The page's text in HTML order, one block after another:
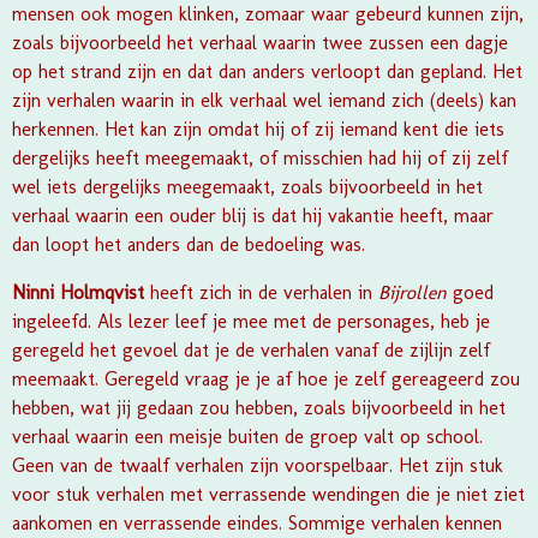
mensen ook mogen klinken, zomaar waar gebeurd kunnen zijn,
zoals bijvoorbeeld het verhaal waarin twee zussen een dagje
op het strand zijn en dat dan anders verloopt dan gepland. Het
zijn verhalen waarin in elk verhaal wel iemand zich (deels) kan
herkennen. Het kan zijn omdat hij of zij iemand kent die iets
dergelijks heeft meegemaakt, of misschien had hij of zij zelf
wel iets dergelijks meegemaakt, zoals bijvoorbeeld in het
verhaal waarin een ouder blij is dat hij vakantie heeft, maar
dan loopt het anders dan de bedoeling was.
Ninni Holmqvist heeft zich in de verhalen in Bijrollen goed
ingeleefd. Als lezer leef je mee met de personages, heb je
geregeld het gevoel dat je de verhalen vanaf de zijlijn zelf
meemaakt. Geregeld vraag je je af hoe je zelf gereageerd zou
hebben, wat jij gedaan zou hebben, zoals bijvoorbeeld in het
verhaal waarin een meisje buiten de groep valt op school.
Geen van de twaalf verhalen zijn voorspelbaar. Het zijn stuk
voor stuk verhalen met verrassende wendingen die je niet ziet
aankomen en verrassende eindes. Sommige verhalen kennen